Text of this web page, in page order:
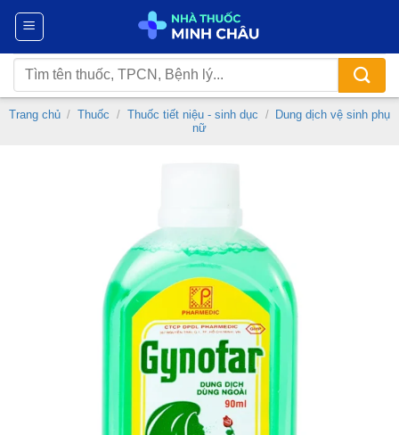
Chuyển
nội
dung
Tìm
kiếm:
Trang chủ / Thuốc / Thuốc tiết niệu - sinh dục /
Dung dịch vệ sinh phụ
nữ